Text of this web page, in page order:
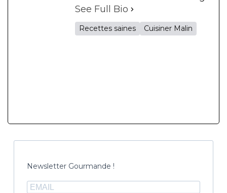
See Full Bio
Recettes saines Cuisiner Malin
Newsletter Gourmande !